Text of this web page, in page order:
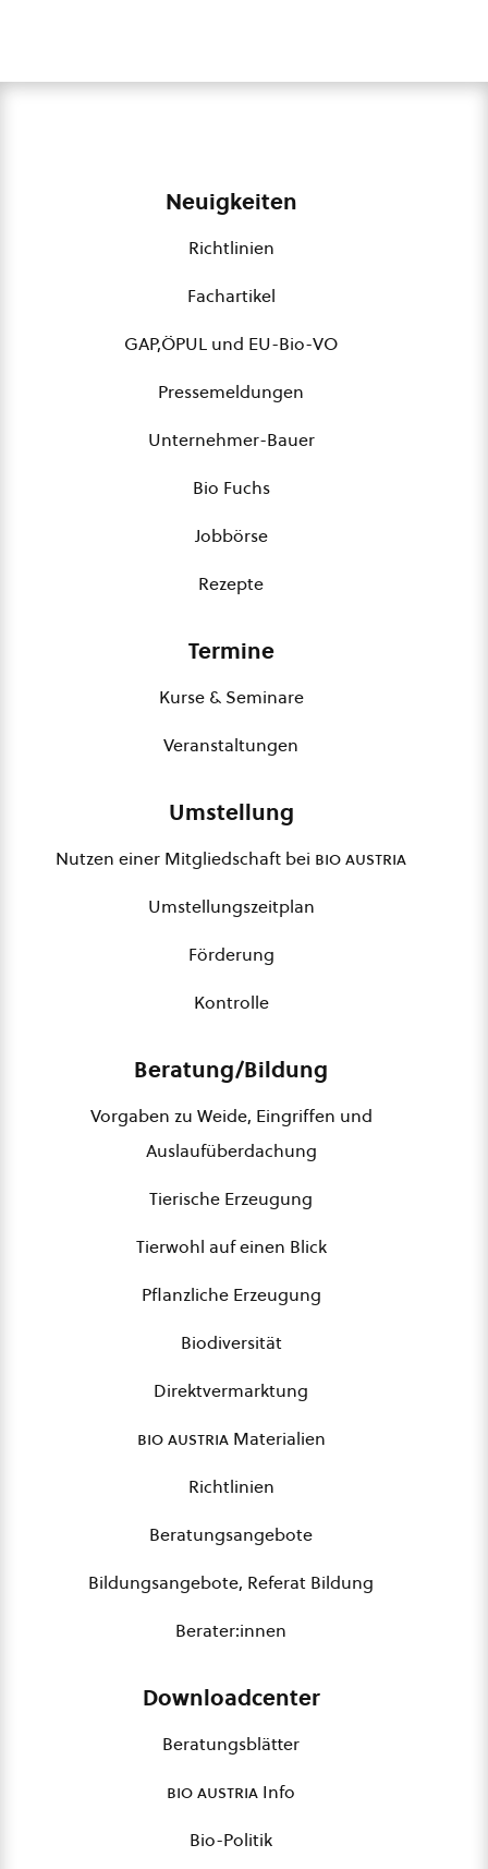
Neuigkeiten
Richtlinien
Fachartikel
GAP,ÖPUL und EU-Bio-VO
Pressemeldungen
Unternehmer-Bauer
Bio Fuchs
Jobbörse
Rezepte
Termine
Kurse & Seminare
Veranstaltungen
Umstellung
Nutzen einer Mitgliedschaft bei bio austria
Umstellungszeitplan
Förderung
Kontrolle
Beratung/Bildung
Vorgaben zu Weide, Eingriffen und
Auslaufüberdachung
Tierische Erzeugung
Tierwohl auf einen Blick
Pflanzliche Erzeugung
Biodiversität
Direktvermarktung
bio austriaMaterialien
Richtlinien
Beratungsangebote
Bildungsangebote, Referat Bildung
Berater:innen
Downloadcenter
Beratungsblätter
bio austria Info
Bio-Politik